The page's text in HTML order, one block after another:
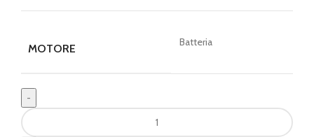
MOTORE Batteria
Decespugliatore
STIHL